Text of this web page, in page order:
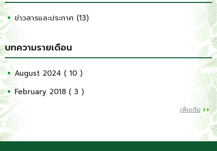
ข่าวสารและประกาศ (13)
บทความรายเดือน
August 2024 ( 10 )
February 2018 ( 3 )
เพิ่มเติม